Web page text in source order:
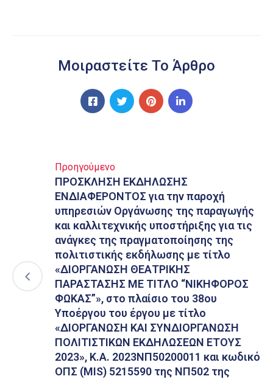
Μοιραστείτε Το Άρθρο
Προηγούμενο
ΠΡΟΣΚΛΗΣΗ ΕΚΔΗΛΩΣΗΣ
ΕΝΔΙΑΦΕΡΟΝΤΟΣ για την παροχή
υπηρεσιών Οργάνωσης της παραγωγής
και καλλιτεχνικής υποστήριξης για τις
ανάγκες της πραγματοποίησης της
πολιτιστικής εκδήλωσης με τίτλο
«ΔΙΟΡΓΑΝΩΣΗ ΘΕΑΤΡΙΚΗΣ
ΠΑΡΑΣΤΑΣΗΣ ΜΕ ΤΙΤΛΟ “ΝΙΚΗΦΟΡΟΣ
ΦΩΚΑΣ”», στο πλαίσιο του 38ου
Υποέργου του έργου με τίτλο
«ΔΙΟΡΓΑΝΩΣΗ ΚΑΙ ΣΥΝΔΙΟΡΓΑΝΩΣΗ
ΠΟΛΙΤΙΣΤΙΚΩΝ ΕΚΔΗΛΩΣΕΩΝ ΕΤΟΥΣ
2023», Κ.Α. 2023ΝΠ50200011 και κωδικό
ΟΠΣ (MIS) 5215590 της ΝΠ502 της